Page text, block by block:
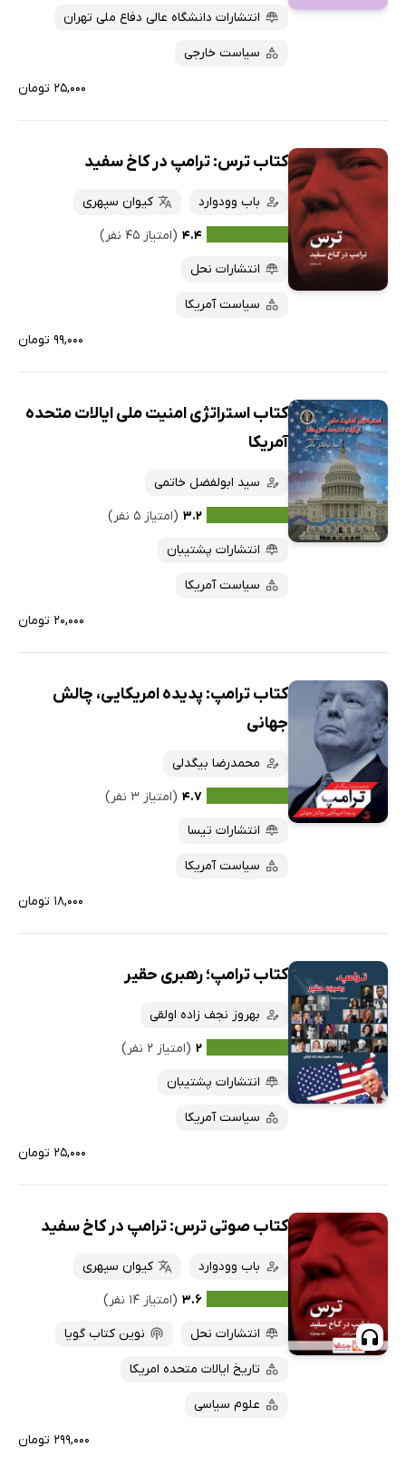
انتشارات دانشگاه عالی دفاع ملی تهران
سیاست خارجی
۲۵,۰۰۰ تومان
کتاب ترس: ترامپ در کاخ سفید
باب وودوارد
کیوان سپهری
۴.۴ (امتیاز ۴۵ نفر)
انتشارات نحل
سیاست آمریکا
۹۹,۰۰۰ تومان
کتاب استراتژی امنیت ملی ایالات متحده
آمریکا
سید ابولفضل خاتمی
۳.۲ (امتیاز ۵ نفر)
انتشارات پشتیبان
سیاست آمریکا
۲۰,۰۰۰ تومان
کتاب ترامپ: پدیده امریکایی، چالش
جهانی
محمدرضا بیگدلی
۴.۷ (امتیاز ۳ نفر)
انتشارات تیسا
سیاست آمریکا
۱۸,۰۰۰ تومان
کتاب ترامپ؛ رهبری حقیر
بهروز نجف زاده اولقی
۲ (امتیاز ۲ نفر)
انتشارات پشتیبان
سیاست آمریکا
۲۵,۰۰۰ تومان
کتاب صوتی ترس: ترامپ در کاخ سفید
باب وودوارد
کیوان سپهری
۳.۶ (امتیاز ۱۴ نفر)
انتشارات نحل
نوین کتاب گویا
تاریخ ایالات متحده امریکا
علوم سیاسی
۲۹۹,۰۰۰ تومان